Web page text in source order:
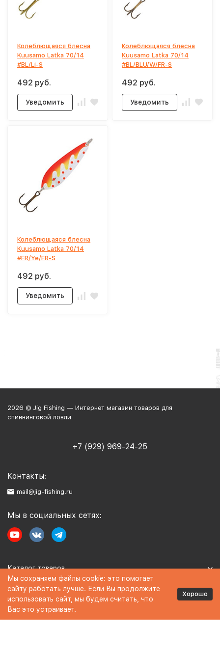
Колеблющаяся блесна
Kuusamo Latka 70/14
#BL/Li-S
492 руб.
Уведомить
Колеблющаяся блесна
Kuusamo Latka 70/14
#BL/BLU/W/FR-S
492 руб.
Уведомить
Колеблющаяся блесна
Kuusamo Latka 70/14
#FR/Ye/FR-S
492 руб.
Уведомить
2026 © Jig Fishing — Интернет магазин товаров для
спиннинговой ловли
+7 (929) 969-24-25
Контакты:
mail@jig-fishing.ru
Мы в социальных сетях:
Каталог товаров
Информация
Политика персональных данных
Мы сохраняем файлы cookie: это помогает
сайту работать лучше. Если Вы продолжите
использовать сайт, мы будем считать, что
Вас это устраивает.
Хорошо